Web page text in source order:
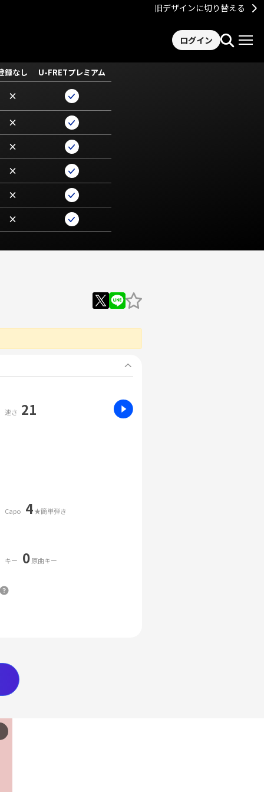
旧デザインに切り替える
ログイン
録なし U-FRETプレミアム
×
×
×
×
×
×
速さ 21
Capo 4★簡単弾き
キー 0原曲キー